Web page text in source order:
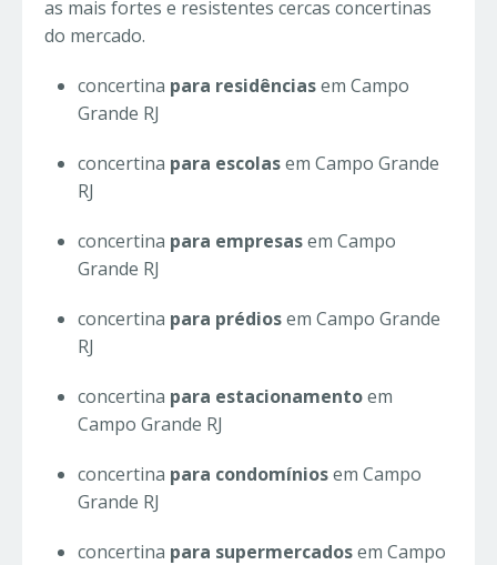
as mais fortes e resistentes cercas concertinas
do mercado.
concertina para residênciasem Campo
Grande RJ
concertina para escolasem Campo Grande
RJ
concertina para empresasem Campo
Grande RJ
concertina para prédiosem Campo Grande
RJ
concertina para estacionamentoem
Campo Grande RJ
concertina para condomíniosem Campo
Grande RJ
concertina para supermercadosem Campo